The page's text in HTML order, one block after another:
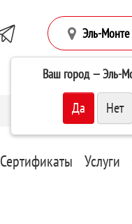
Эль-Монте
Ваш город —Эль-
Сертификаты Услуги